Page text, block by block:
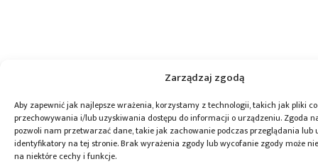
Zarządzaj zgodą
Aby zapewnić jak najlepsze wrażenia, korzystamy z technologii, takich jak pliki
przechowywania i/lub uzyskiwania dostępu do informacji o urządzeniu. Zgoda
pozwoli nam przetwarzać dane, takie jak zachowanie podczas przeglądania lub
identyfikatory na tej stronie. Brak wyrażenia zgody lub wycofanie zgody może
na niektóre cechy i funkcje.